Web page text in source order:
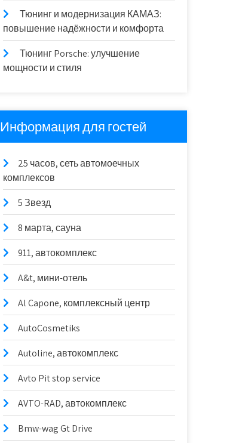
Тюнинг и модернизация КАМАЗ:
повышение надёжности и комфорта
Тюнинг Porsche: улучшение
мощности и стиля
Информация для гостей
25 часов, сеть автомоечных
комплексов
5 Звезд
8 марта, сауна
911, автокомплекс
A&t, мини-отель
Al Capone, комплексный центр
AutoCosmetiks
Autoline, автокомплекс
Avto Pit stop service
AVTO-RAD, автокомплекс
Bmw-wag Gt Drive